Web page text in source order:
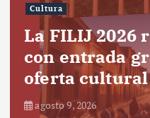
Cultura
La FILIJ 2026
con entrada
oferta cultural
agosto 9, 2026